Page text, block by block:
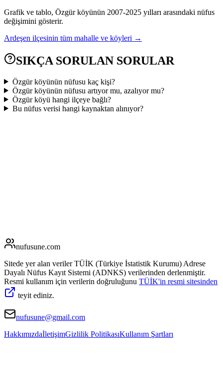
Grafik ve tablo, Özgürköyünün 2007-2025 yılları arasındaki nüfus
değişimini gösterir.
Ardeşen ilçesinin tüm mahalle ve köyleri →
SIKÇA SORULAN SORULAR
Özgür köyünün nüfusu kaç kişi?
Özgür köyünün nüfusu artıyor mu, azalıyor mu?
Özgür köyü hangi ilçeye bağlı?
Bu nüfus verisi hangi kaynaktan alınıyor?
nufusune.com
Sitede yer alan veriler TÜİK (Türkiye İstatistik Kurumu) Adrese
Dayalı Nüfus Kayıt Sistemi (ADNKS) verilerinden derlenmiştir.
Resmi kullanım için verilerin doğruluğunu TÜİK'in resmi sitesinden
teyit ediniz.
nufusune@gmail.com
HakkımızdaİletişimGizlilik PolitikasıKullanım Şartları